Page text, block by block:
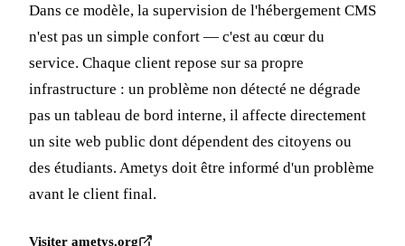
Dans ce modèle, la supervision de l'hébergement CMS
n'est pas un simple confort — c'est au cœur du
service. Chaque client repose sur sa propre
infrastructure : un problème non détecté ne dégrade
pas un tableau de bord interne, il affecte directement
un site web public dont dépendent des citoyens ou
des étudiants. Ametys doit être informé d'un problème
avant le client final.
Visiter ametys.org